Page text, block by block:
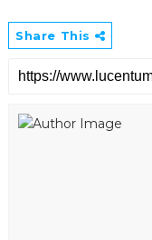
Share This